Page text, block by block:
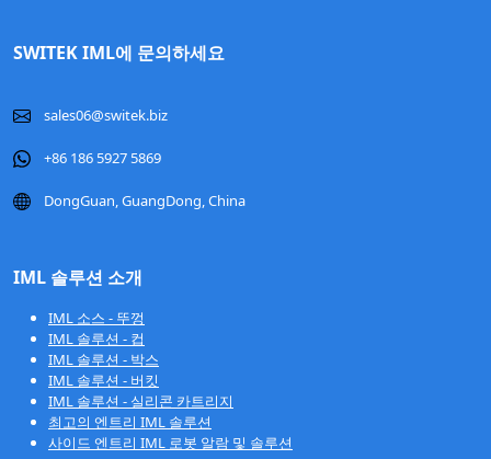
SWITEK IML에 문의하세요
sales06@switek.biz
+86 186 5927 5869
DongGuan, GuangDong, China
IML 솔루션 소개
IML 소스 - 뚜껑
IML 솔루션 - 컵
IML 솔루션 - 박스
IML 솔루션 - 버킷
IML 솔루션 - 실리콘 카트리지
최고의 엔트리 IML 솔루션
사이드 엔트리 IML 로봇 알람 및 솔루션